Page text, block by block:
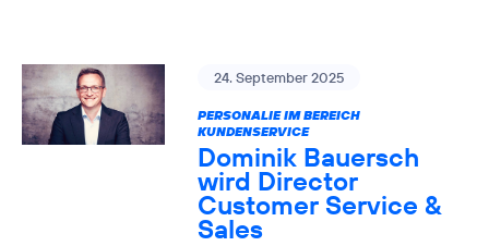
24. September 2025
PERSONALIE IM BEREICH
KUNDENSERVICE
Dominik Bauersch
wird Director
Customer Service &
Sales